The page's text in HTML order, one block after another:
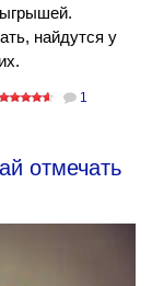
найдутся у
1
отмечать